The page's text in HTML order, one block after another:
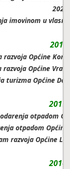
imovinom u
razvoja Općine
Općine
turizma Općine
otpadom
otpadom
razvoja Općine